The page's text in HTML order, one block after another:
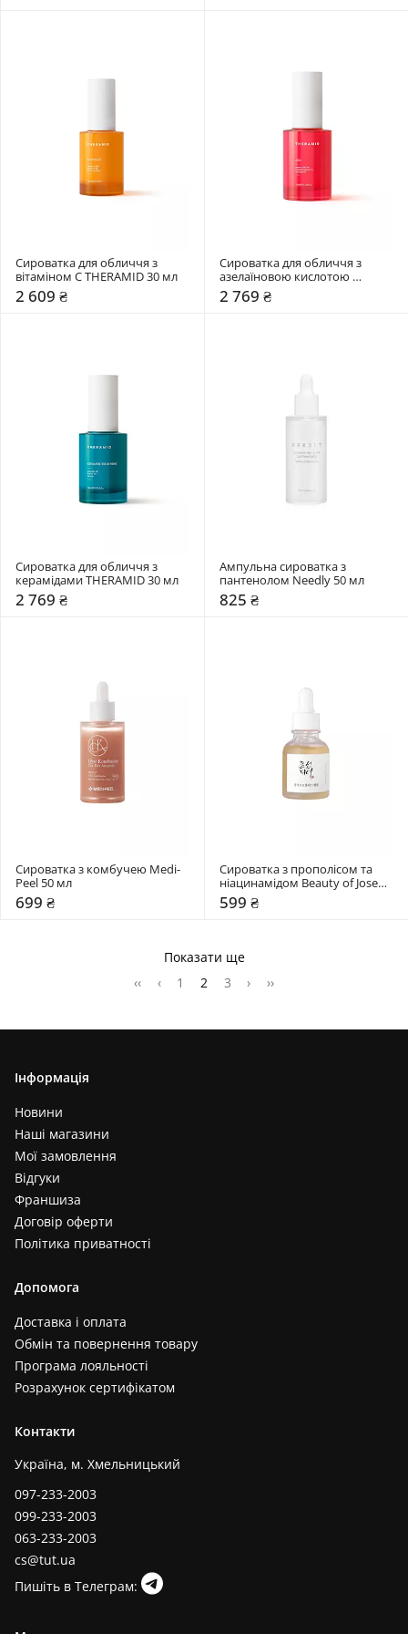
Сироватка для обличчя з
вітаміном C THERAMID 30 мл
2 609 ₴
Сироватка для обличчя з
азелаїновою кислотою
THERAMID 30 мл
2 769 ₴
Сироватка для обличчя з
керамідами THERAMID 30 мл
2 769 ₴
Ампульна сироватка з
пантенолом Needly 50 мл
825 ₴
Сироватка з комбучею Medi-
Peel 50 мл
699 ₴
Сироватка з прополісом та
ніацинамідом Beauty of Joseon
30 мл
599 ₴
Показати ще
‹‹
‹ 1 2 3 › ››
Інформація
Новини
Наші магазини
Мої замовлення
Відгуки
Франшиза
Договір оферти
Політика приватності
Допомога
Доставка і оплата
Обмін та повернення товару
Програма лояльності
Розрахунок сертифікатом
Контакти
Україна, м. Хмельницький
097-233-2003
099-233-2003
063-233-2003
cs@tut.ua
Пишіть в Телеграм: